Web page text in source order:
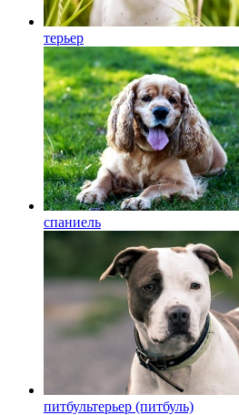
терьер
спаниель
питбультерьер (питбуль)